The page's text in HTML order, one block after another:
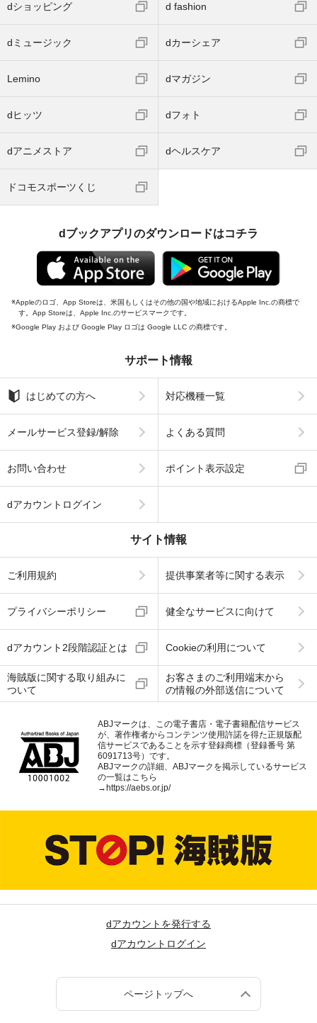
dショッピング d fashion
dミュージック dカーシェア
Lemino dマガジン
dヒッツ dフォト
dアニメストア dヘルスケア
ドコモスポーツくじ
dブックアプリのダウンロードはコチラ
Appleのロゴ、App Storeは、米国もしくはその他の国や地域におけるApple Inc.の商標で
す。App Storeは、Apple Inc.のサービスマークです。
Google Play および Google Play ロゴは Google LLC の商標です。
サポート情報
はじめての方へ 対応機種一覧
メールサービス登録/解除 よくある質問
お問い合わせ ポイント表示設定
dアカウントログイン
サイト情報
ご利用規約 提供事業者等に関する表示
プライバシーポリシー 健全なサービスに向けて
dアカウント2段階認証とは Cookieの利用について
海賊版に関する取り組みに
ついて
お客さまのご利用端末から
の情報の外部送信について
ABJマークは、この電子書店・電子書籍配信サービス
が、著作権者からコンテンツ使用許諾を得た正規版配
信サービスであることを示す登録商標（登録番号 第
6091713号）です。
ABJマークの詳細、ABJマークを掲示しているサービス
の一覧はこちら
→ https://aebs.or.jp/
dアカウントを発行する
dアカウントログイン
ページトップへ